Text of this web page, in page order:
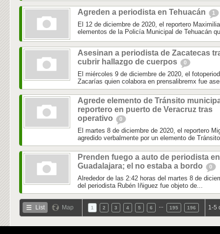
Agreden a periodista en Tehuacán 1
El 12 de diciembre de 2020, el reportero
elementos de la Policía Municipal de Tehuacán
Asesinan a periodista de Zacatecas
cubrir hallazgo de cuerpos
0
El miércoles 9 de diciembre de 2020, el
Zacarías quien colabora en prensalibremx fue
Agrede elemento de Tránsito
reportero en puerto de Veracruz tras
operativo
0
El martes 8 de diciembre de 2020, el reportero
agredido verbalmente por un elemento de
Prenden fuego a auto de periodista en
Guadalajara; el no estaba a bordo
0
Alrededor de las 2:42 horas del martes 8 de
del periodista Rubén Iñiguez fue objeto de...
List Map 1 2 3 4 5 6 195 196 1-5